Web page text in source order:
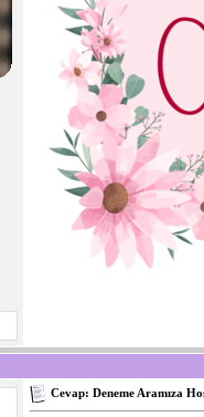
Cevap: Deneme Aramıza